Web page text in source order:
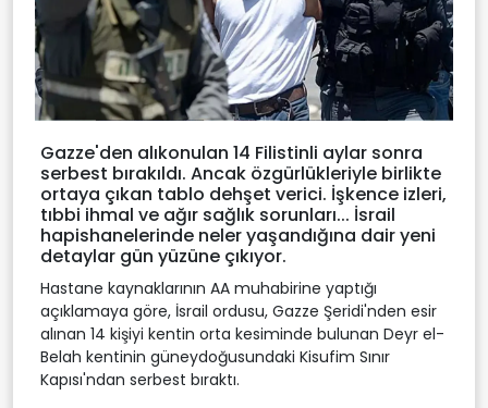
Gazze'den alıkonulan 14 Filistinli aylar sonra
serbest bırakıldı. Ancak özgürlükleriyle birlikte
ortaya çıkan tablo dehşet verici. İşkence izleri,
tıbbi ihmal ve ağır sağlık sorunları... İsrail
hapishanelerinde neler yaşandığına dair yeni
detaylar gün yüzüne çıkıyor.
Hastane kaynaklarının AA muhabirine yaptığı
açıklamaya göre, İsrail ordusu, Gazze Şeridi'nden esir
alınan 14 kişiyi kentin orta kesiminde bulunan Deyr el-
Belah kentinin güneydoğusundaki Kisufim Sınır
Kapısı'ndan serbest bıraktı.